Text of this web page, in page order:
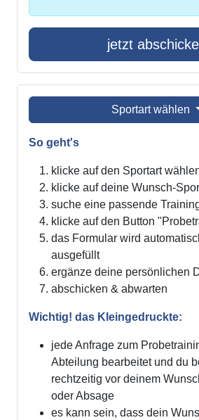
jetzt
Sportart wählen
So geht's
klicke auf den Sportart
klicke auf deine Wunsch-
suche eine passende
klicke auf den Button
das Formular wird
ausgefüllt
ergänze deine persönlichen
abschicken & abwarten
Wichtig! das Kleingedruckte:
jede Anfrage zum
Abteilung bearbeitet und du
rechtzeitig vor deinem
oder Absage
es kann sein, dass dein